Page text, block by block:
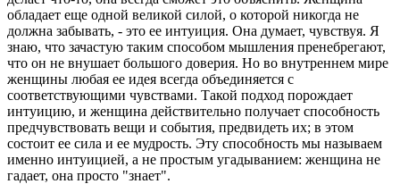
обладает еще одной великой силой, о которой никогда не
должна забывать, - это ее интуиция. Она думает, чувствуя. Я
знаю, что зачастую таким способом мышления пренебрегают,
что он не внушает большого доверия. Но во внутреннем мире
женщины любая ее идея всегда объединяется с
соответствующими чувствами. Такой подход порождает
интуицию, и женщина действительно получает способность
предчувствовать вещи и события, предвидеть их; в этом
состоит ее сила и ее мудрость. Эту способность мы называем
именно интуицией, а не простым угадыванием: женщина не
гадает, она просто "знает".